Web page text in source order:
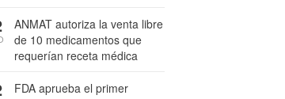
ANMAT autoriza la venta libre
de 10 medicamentos que
requerían receta médica
FDA aprueba el primer